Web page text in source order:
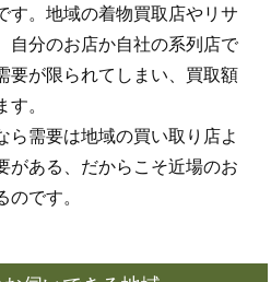
す。地域の着物買取店やリサ
自分のお店か自社の系列店で
要が限られてしまい、買取額
。
ら需要は地域の買い取り店よ
がある、だからこそ近場のお
のです。